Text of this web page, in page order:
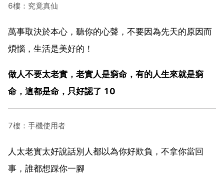
6樓：究竟真仙
萬事取決於本心，聽你的心聲，不要因為先天的原因而
煩惱，生活是美好的！
做人不要太老實，老實人是窮命，有的人生來就是窮
命，這都是命，只好認了 10
7樓：手機使用者
人太老實太好說話別人都以為你好欺負，不拿你當回
事，誰都想踩你一腳